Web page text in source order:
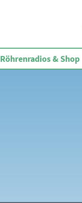
Röhrenradios & Shop